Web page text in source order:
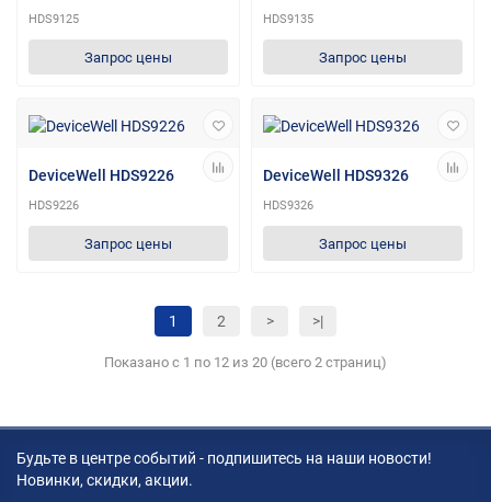
HDS9125
Запрос цены
HDS9135
Запрос цены
DeviceWell HDS9226
HDS9226
Запрос цены
DeviceWell HDS9326
HDS9326
Запрос цены
1 2 > >|
Показано с 1 по 12 из 20 (всего 2 страниц)
Будьте в центре событий - подпишитесь на наши новости!
Новинки, скидки, акции.